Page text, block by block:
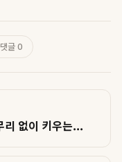
댓글 0
리 없이 키우는...